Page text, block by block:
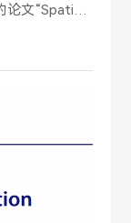
论文“Spatial
期刊《Jour
B (Statisti
但不具有解